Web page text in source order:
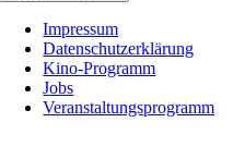
Impressum
Datenschutzerklärung
Kino-Programm
Jobs
Veranstaltungsprogramm